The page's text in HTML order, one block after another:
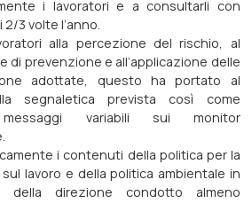
i lavoratori e a consultarli con
3 volte l’anno.
alla percezione del rischio, al
di prevenzione e all’applicazione delle
adottate, questo ha portato al
segnaletica prevista così come
variabili sui monitor
i contenuti della politica per la
lavoro e della politica ambientale in
della direzione condotto almeno